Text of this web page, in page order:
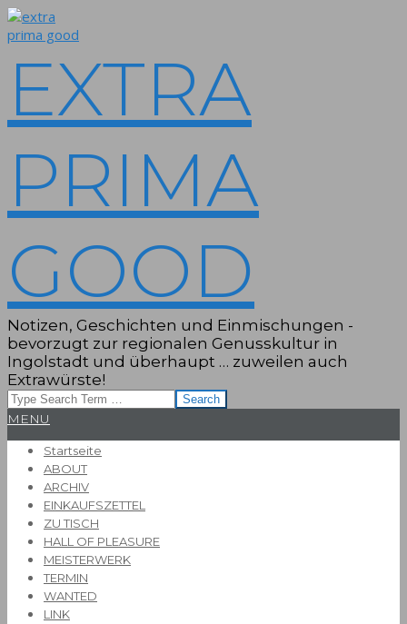
Skip
to
EXTRA
PRIMA
GOOD
Notizen, Geschichten und Einmischungen -
bevorzugt zur regionalen Genusskultur in
Ingolstadt und überhaupt … zuweilen auch
Extrawürste!
Search
Primary
Menu
MENU
Startseite
ABOUT
ARCHIV
EINKAUFSZETTEL
ZU TISCH
HALL OF PLEASURE
MEISTERWERK
TERMIN
WANTED
LINK